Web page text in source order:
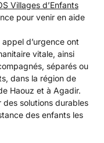
Villages d’Enfants
pour venir en aide
d’urgence ont
vitale, ainsi
séparés ou
dans la région de
Haouz et à Agadir.
des solutions durables
des enfants les